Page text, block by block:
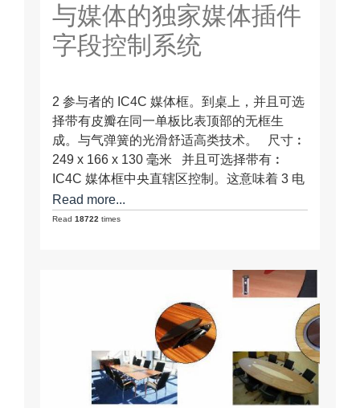
与媒体的独家媒体插件
字段控制系统
2 参与者的 IC4C 媒体框。到桌上，并且可选
择带有皮瓣在同一单板比表顶部的无框生
成。与气弹簧的光滑舒适高类技术。 尺寸︰
249 x 166 x 130 毫米 并且可选择带有︰
IC4C 媒体框中央直辖区控制。这意味着 3 电
缆 (RJ45) 连接视频、 声音、 局域网和权
力。
Read more...
Read 18722 times